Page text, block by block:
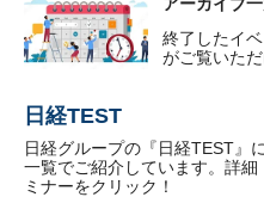
アーカイブ
終了したイ
がご覧いた
日経TEST
日経グループの『日経TEST』
一覧でご紹介しています。詳
ミナーをクリック！